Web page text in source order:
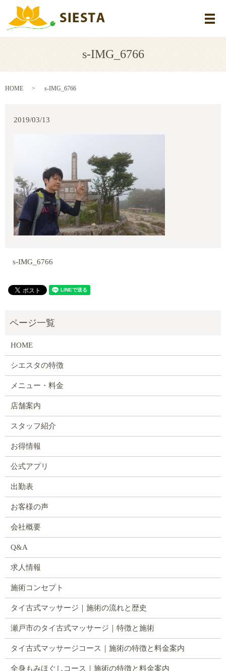
メ
s-IMG_6766
HOME s-IMG_6766
2019/03/13
s-IMG_6766
HOME
シエスタの特徴
メニュー・料金
店舗案内
スタッフ紹介
お得情報
公式アプリ
出勤表
お客様の声
会社概要
Q&A
求人情報
施術コンセプト
タイ古式マッサージ｜施術の流れと歴史
瀬戸市のタイ古式マッサージ｜特徴と施術
タイ古式マッサージコース｜施術の特徴と料金案内
全身もみほぐしコース｜施術の特徴と料金案内